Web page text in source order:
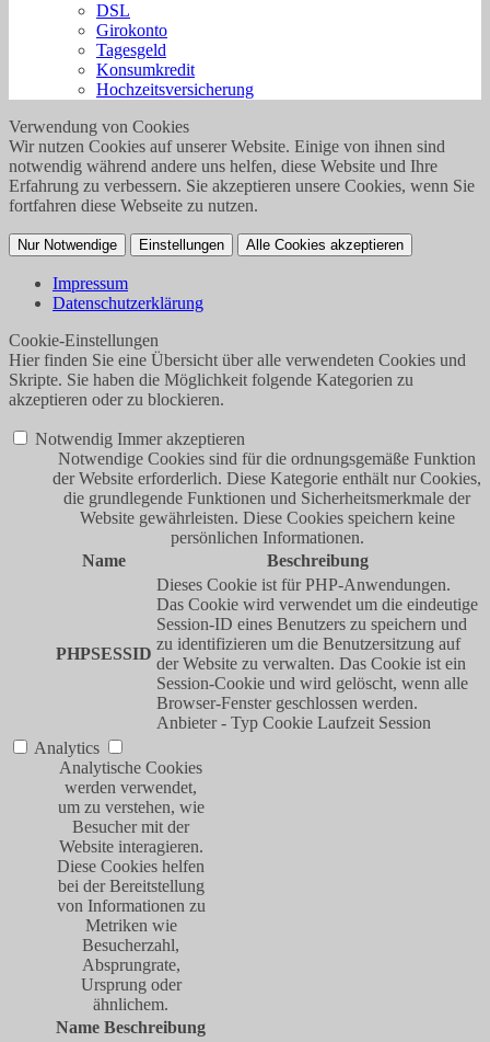
DSL
Girokonto
Tagesgeld
Konsumkredit
Hochzeitsversicherung
Verwendung von Cookies
Wir nutzen Cookies auf unserer Website. Einige von ihnen sind
notwendig während andere uns helfen, diese Website und Ihre
Erfahrung zu verbessern. Sie akzeptieren unsere Cookies, wenn Sie
fortfahren diese Webseite zu nutzen.
Nur Notwendige Einstellungen Alle Cookies akzeptieren
Impressum
Datenschutzerklärung
Cookie-Einstellungen
Hier finden Sie eine Übersicht über alle verwendeten Cookies und
Skripte. Sie haben die Möglichkeit folgende Kategorien zu
akzeptieren oder zu blockieren.
Notwendig Immer akzeptieren
Notwendige Cookies sind für die ordnungsgemäße Funktion
der Website erforderlich. Diese Kategorie enthält nur Cookies,
die grundlegende Funktionen und Sicherheitsmerkmale der
Website gewährleisten. Diese Cookies speichern keine
persönlichen Informationen.
Name
Beschreibung
PHPSESSID
Dieses Cookie ist für PHP-Anwendungen.
Das Cookie wird verwendet um die eindeutige
Session-ID eines Benutzers zu speichern und
zu identifizieren um die Benutzersitzung auf
der Website zu verwalten. Das Cookie ist ein
Session-Cookie und wird gelöscht, wenn alle
Browser-Fenster geschlossen werden.
Anbieter - Typ Cookie Laufzeit Session
Analytics
Analytische Cookies
werden verwendet,
um zu verstehen, wie
Besucher mit der
Website interagieren.
Diese Cookies helfen
bei der Bereitstellung
von Informationen zu
Metriken wie
Besucherzahl,
Absprungrate,
Ursprung oder
ähnlichem.
Name Beschreibung